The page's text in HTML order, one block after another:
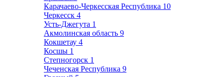
Карачаево-Черкесская Республика 10
Черкесск 4
Усть-Джегута 1
Акмолинская область 9
Кокшетау 4
Косшы 1
Степногорск 1
Чеченская Республика 9